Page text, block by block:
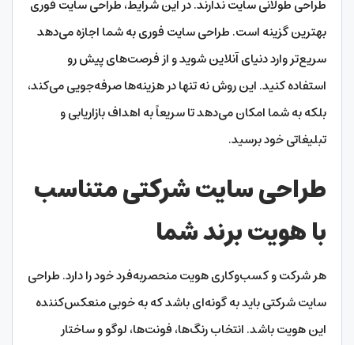
طراحی طولانی سایت ندارند. در این شرایط، طراحی سایت فوری
بهترین گزینه است. طراحی سایت فوری به شما اجازه می‌دهد
سریع‌تر وارد دنیای آنلاین شوید و از فرصت‌های پیش رو
استفاده کنید. این روش نه تنها در هزینه‌ها صرفه‌جویی می‌کند،
بلکه به شما امکان می‌دهد تا سریعاً به اهداف بازاریابی و
تبلیغاتی خود برسید.
طراحی سایت شرکتی متناسب
با هویت برند شما
هر شرکت و کسب‌وکاری هویت منحصربه‌فرد خود را دارد. طراحی
سایت شرکتی باید به گونه‌ای باشد که به خوبی منعکس‌کننده
این هویت باشد. انتخاب رنگ‌ها، فونت‌ها، لوگو و ساختار